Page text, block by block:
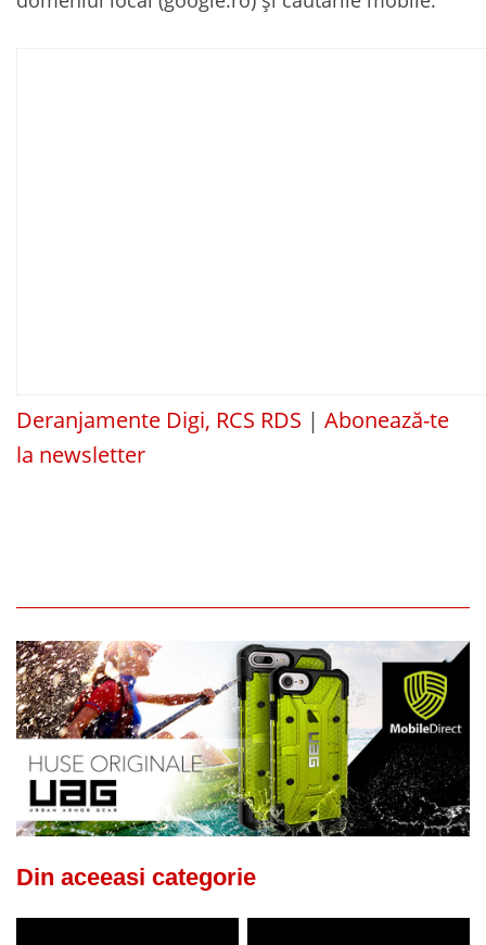
Deranjamente Digi, RCS RDS | Abonează-te
la newsletter
Din aceeasi categorie